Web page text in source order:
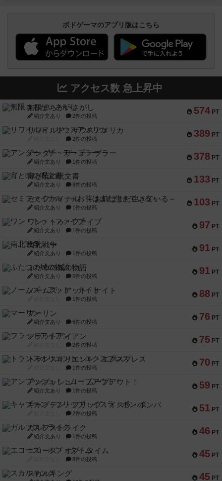
ボドゲーマのアプリ版はこちら
アクセス数 急上昇中
574 PT
無限まちがいさがし
紹介文あり 2件の投稿
389 PT
リワイルド：サウスアメリカ
2件の投稿
378 PT
アンダー・ザ・テーブラー
紹介文あり 1件の投稿
133 PT
宵と暁の呪文書
紹介文あり 8件の投稿
103 PT
セミファイナル ～お前はまだ生きている～
紹介文あり 1件の投稿
97 PT
ワン・トゥ・ファイブ
紹介文あり 1件の投稿
91 PT
南北戦争
紹介文あり 1件の投稿
91 PT
ふたつの城の物語
紹介文あり 6件の投稿
88 PT
ノームズ・アット・ナイト
1件の投稿
76 PT
マーリン
紹介文あり 6件の投稿
75 PT
フラットアイアン
2件の投稿
70 PT
トランスオリエント・エクスプレス
1件の投稿
59 PT
アンブッシュ！：ムーブアウト！
紹介文あり 1件の投稿
51 PT
キャプテン・フリップ：イスラ・ボンバ
2件の投稿
46 PT
ガルフストライク
紹介文あり 1件の投稿
45 PT
エコーズ・オブ・タイム
8件の投稿
45 PT
スカルキング